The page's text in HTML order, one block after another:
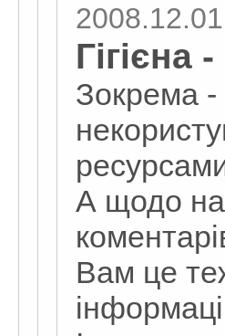
Зокрема -
А щодо
Вам це